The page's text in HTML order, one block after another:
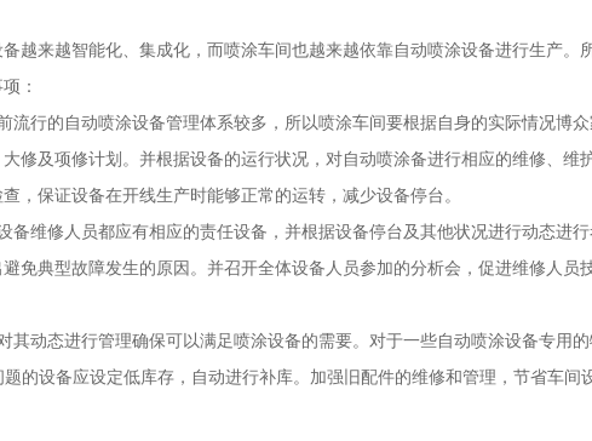
越来越智能化、集成化，而喷涂车间也越来越依靠自动喷涂设备进行生产
：
行的自动喷涂设备管理体系较多，所以喷涂车间要根据自身的实际情况博
修及项修计划。并根据设备的运行状况，对自动喷涂备进行相应的维修、
，保证设备在开线生产时能够正常的运转，减少设备停台。
修人员都应有相应的责任设备，并根据设备停台及其他状况进行动态进
免典型故障发生的原因。并召开全体设备人员参加的分析会，促进维修人
动态进行管理确保可以满足喷涂设备的需要。对于一些自动喷涂设备专用
的设备应设定低库存，自动进行补库。加强旧配件的维修和管理，节省车间